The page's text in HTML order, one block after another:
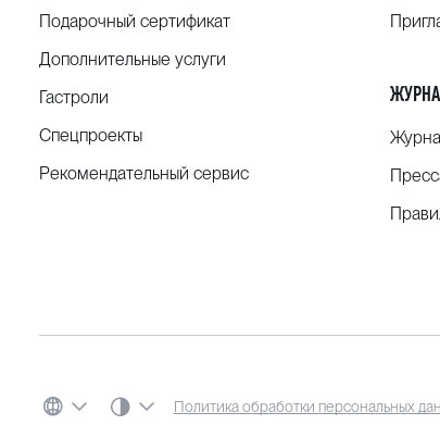
Подарочный сертификат
Дополнительные услуги
Гастроли
Спецпроекты
Рекомендательный сервис
Политика обработки персональных
ЯЗЫКСИСТЕМНАЯ ТЕМА
ЦВЕТОВАЯ СХЕМА